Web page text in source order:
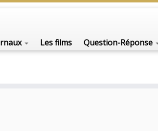
Les films Question-Réponse